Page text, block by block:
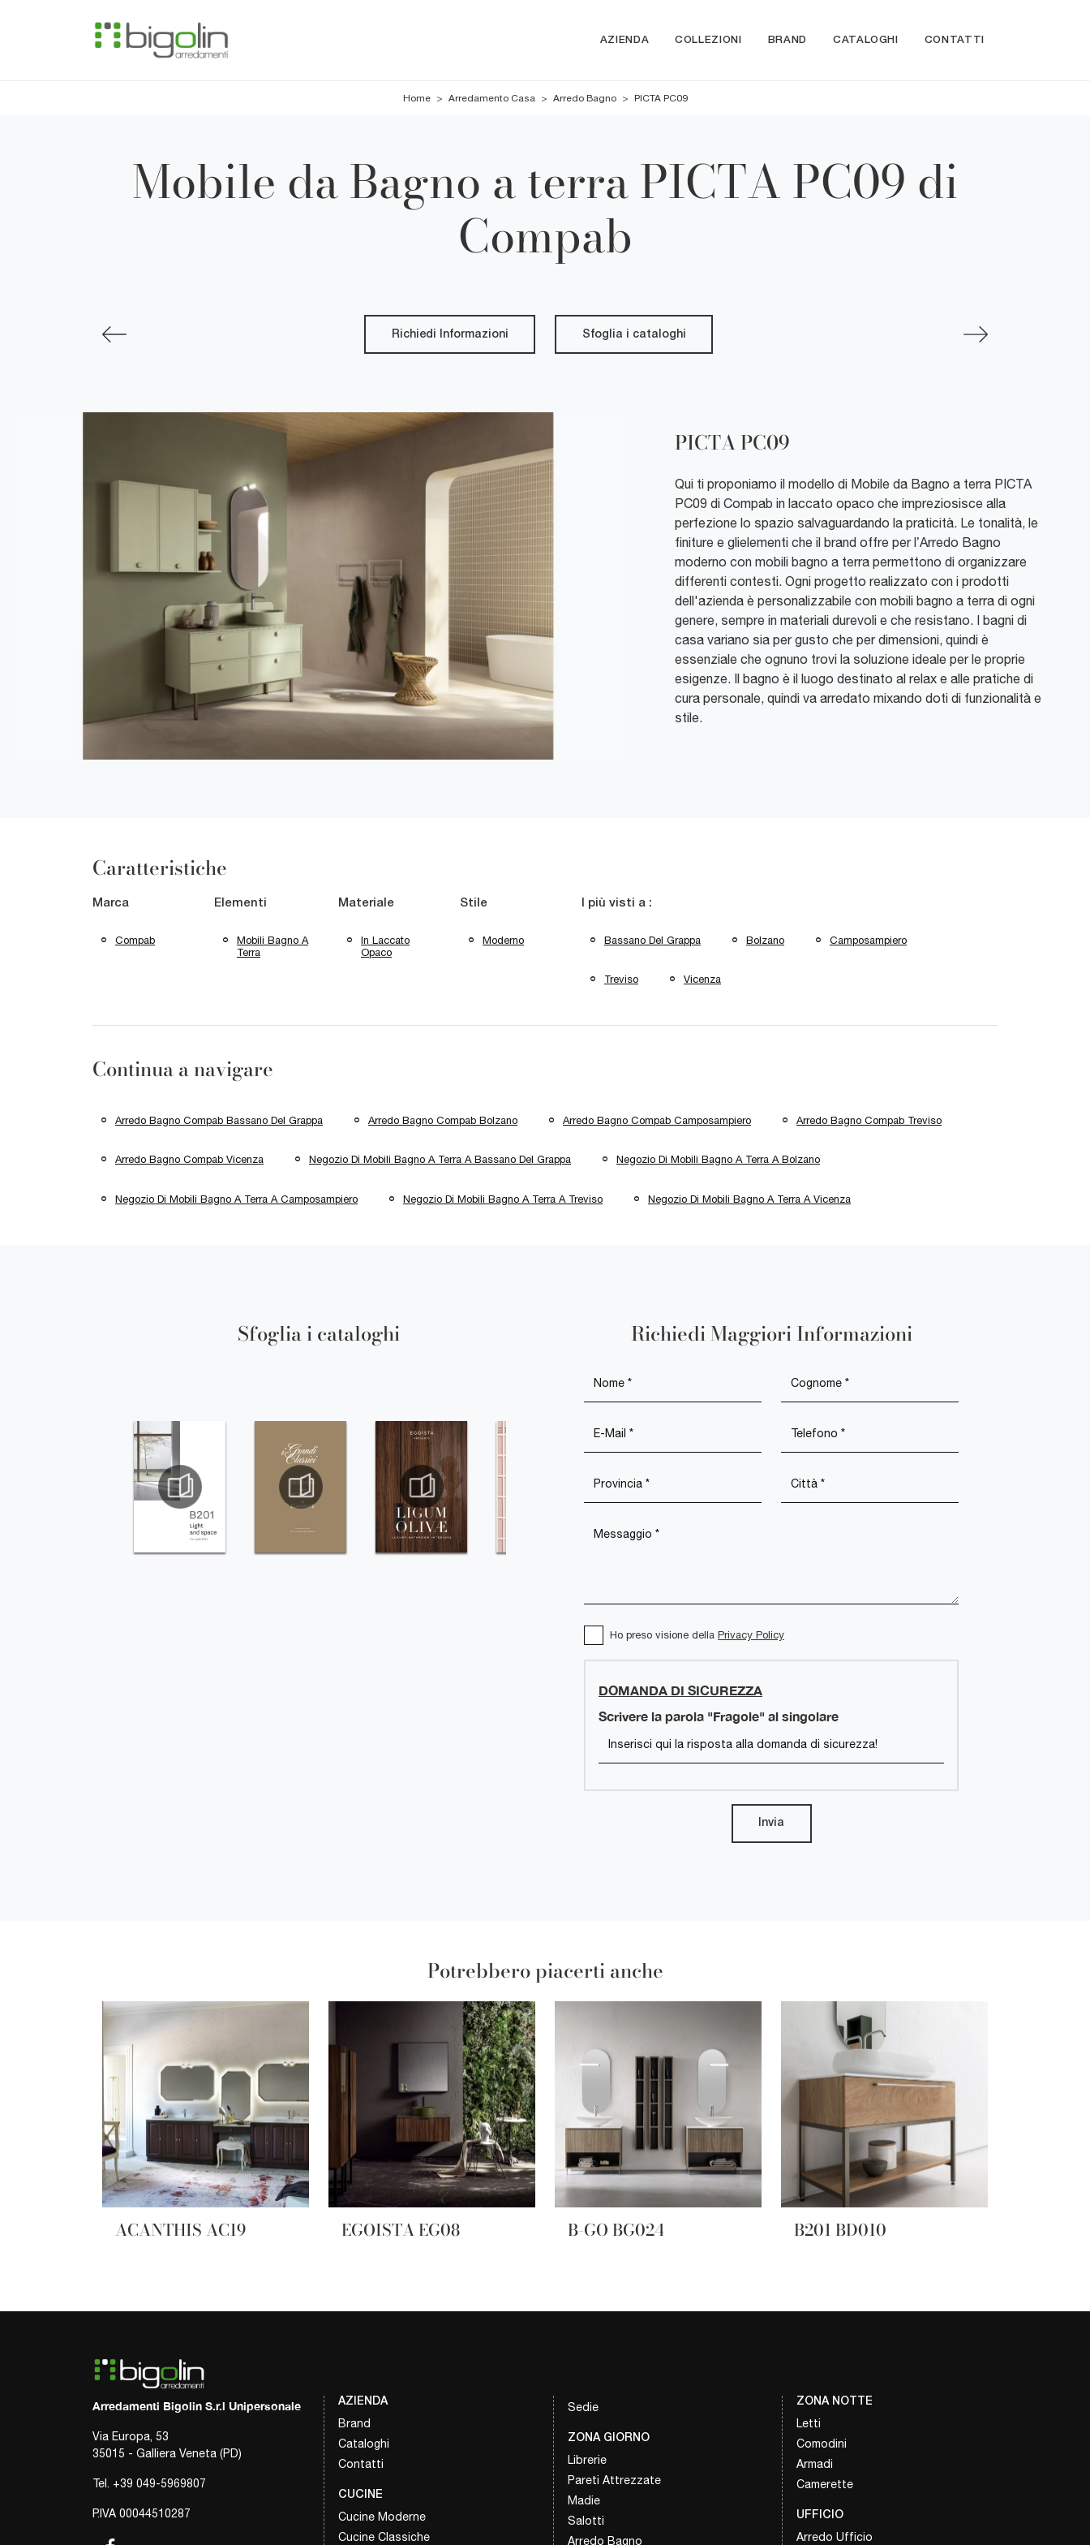
AZIENDA COLLEZIONI BRAND CATALOGHI CONTATTI
Home > Arredamento Casa > Arredo Bagno > PICTA PC09
Mobile da Bagno a terra PICTA PC09 di
Compab
Richiedi Informazioni Sfoglia i cataloghi
PICTA PC09
Qui ti proponiamo il modello di Mobile da Bagno a terra PICTA
PC09 di Compab in laccato opaco che impreziosisce alla
perfezione lo spazio salvaguardando la praticità. Le tonalità, le
finiture e glielementi che il brand offre per l’Arredo Bagno
moderno con mobili bagno a terra permettono di organizzare
differenti contesti. Ogni progetto realizzato con i prodotti
dell'azienda è personalizzabile con mobili bagno a terra di ogni
genere, sempre in materiali durevoli e che resistano. I bagni di
casa variano sia per gusto che per dimensioni, quindi è
essenziale che ognuno trovi la soluzione ideale per le proprie
esigenze. Il bagno è il luogo destinato al relax e alle pratiche di
cura personale, quindi va arredato mixando doti di funzionalità e
stile.
Caratteristiche
Marca
Compab
Elementi
Mobili Bagno A
Terra
Materiale
In Laccato
Opaco
Stile
Moderno
I più visti a :
Bassano Del Grappa Bolzano Camposampiero
Treviso Vicenza
Continua a navigare
Arredo Bagno Compab Bassano Del Grappa Arredo Bagno Compab Bolzano Arredo Bagno Compab Camposampiero Arredo Bagno Compab Treviso
Arredo Bagno Compab Vicenza Negozio Di Mobili Bagno A Terra A Bassano Del Grappa Negozio Di Mobili Bagno A Terra A Bolzano
Negozio Di Mobili Bagno A Terra A Camposampiero Negozio Di Mobili Bagno A Terra A Treviso Negozio Di Mobili Bagno A Terra A Vicenza
Sfoglia i cataloghi Richiedi Maggiori Informazioni
Ho preso visione della Privacy Policy
DOMANDA DI SICUREZZA
Scrivere la parola "Fragole" al singolare
Invia
Potrebbero piacerti anche
ACANTHIS AC19 EGOISTA EG08 B-GO BG024 B201 BD010
Arredamenti Bigolin S.r.l Unipersonale
Via Europa, 53
35015 - Galliera Veneta (PD)
Tel. +39 049-5969807
P.IVA 00044510287
AZIENDA
Brand
Cataloghi
Contatti
CUCINE
Cucine Moderne
Cucine Classiche
Sedie
ZONA GIORNO
Librerie
Pareti Attrezzate
Madie
Salotti
Arredo Bagno
ZONA NOTTE
Letti
Comodini
Armadi
Camerette
UFFICIO
Arredo Ufficio